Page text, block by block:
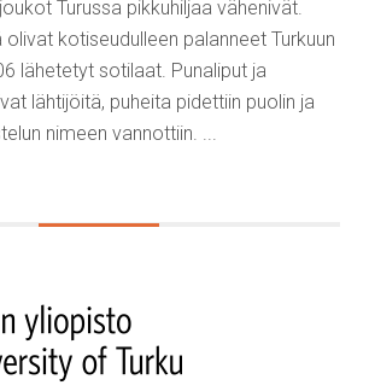
Turussa pikkuhiljaa vähenivät.
olivat kotiseudulleen palanneet Turkuun
lähetetyt sotilaat. Punaliput ja
lähtijöitä, puheita pidettiin puolin ja
nimeen vannottiin. ...